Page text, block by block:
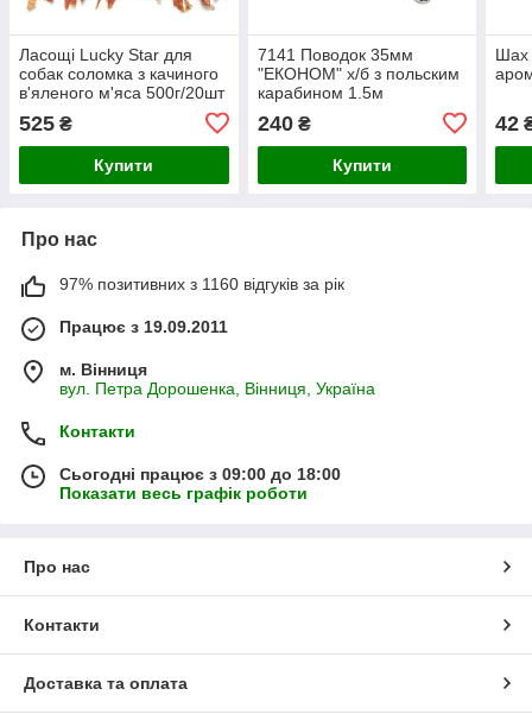
Ласощі Lucky Star для
собак соломка з качиного
в'яленого м'яса 500г/20шт
525 ₴
Купити
7141 Поводок 35мм
"ЕКОНОМ" х/б з польским
карабином 1.5м
240₴
Купити
Шах
42
Про нас
97% позитивних з 1160 відгуків за рік
Працює з 19.09.2011
м. Вінниця
вул. Петра Дорошенка, Вінниця, Україна
Контакти
Сьогодні працює з 09:00 до 18:00
Показати весь графік роботи
Про нас
Контакти
Доставка та оплата